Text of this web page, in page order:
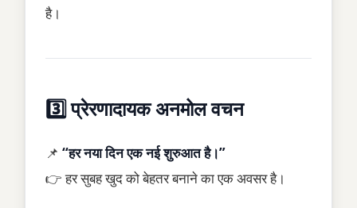
है।
3️⃣ प्रेरणादायक अनमोल वचन
📌 “हर नया दिन एक नई शुरुआत है।”
👉 हर सुबह खुद को बेहतर बनाने का एक अवसर है।